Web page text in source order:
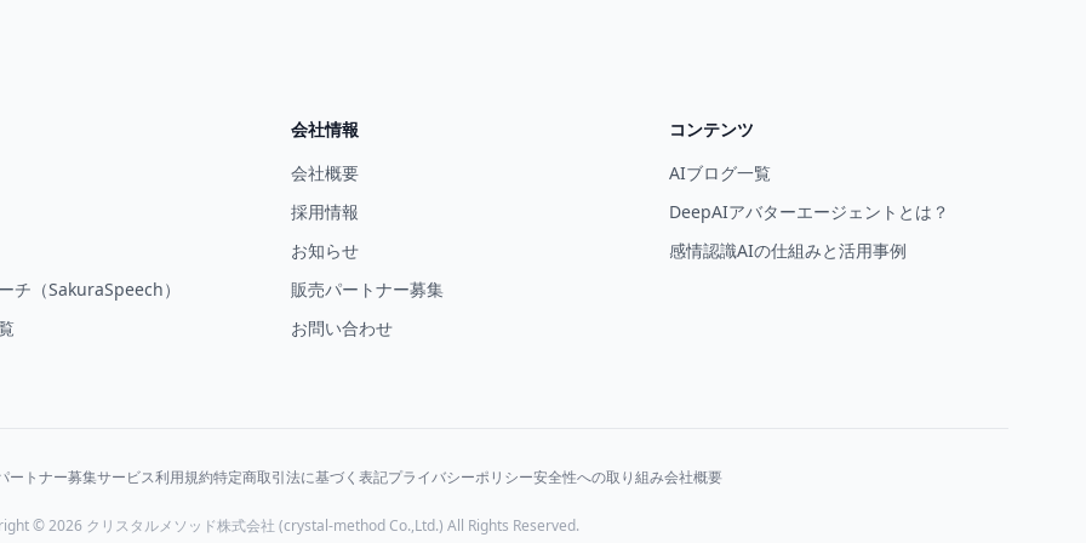
チ（SakuraSpeech）
会社情報
会社概要
採用情報
お知らせ
販売パートナー募集
お問い合わせ
コンテンツ
AIブログ一覧
DeepAIアバターエージェントとは？
感情認識AIの仕組みと活用事例
ートナー募集サービス利用規約特定商取引法に基づく表記プライバシーポリシー安全性への取り組み会社概要
© 2026 クリスタルメソッド株式会社 (crystal-method Co.,Ltd.) All Rights Reserved.